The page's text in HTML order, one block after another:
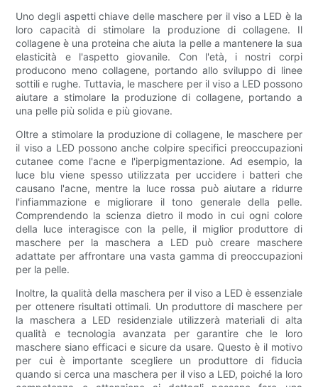
Uno degli aspetti chiave delle maschere per il viso a LED è la
loro capacità di stimolare la produzione di collagene. Il
collagene è una proteina che aiuta la pelle a mantenere la sua
elasticità e l'aspetto giovanile. Con l'età, i nostri corpi
producono meno collagene, portando allo sviluppo di linee
sottili e rughe. Tuttavia, le maschere per il viso a LED possono
aiutare a stimolare la produzione di collagene, portando a
una pelle più solida e più giovane.
Oltre a stimolare la produzione di collagene, le maschere per
il viso a LED possono anche colpire specifici preoccupazioni
cutanee come l'acne e l'iperpigmentazione. Ad esempio, la
luce blu viene spesso utilizzata per uccidere i batteri che
causano l'acne, mentre la luce rossa può aiutare a ridurre
l'infiammazione e migliorare il tono generale della pelle.
Comprendendo la scienza dietro il modo in cui ogni colore
della luce interagisce con la pelle, il miglior produttore di
maschere per la maschera a LED può creare maschere
adattate per affrontare una vasta gamma di preoccupazioni
per la pelle.
Inoltre, la qualità della maschera per il viso a LED è essenziale
per ottenere risultati ottimali. Un produttore di maschere per
la maschera a LED residenziale utilizzerà materiali di alta
qualità e tecnologia avanzata per garantire che le loro
maschere siano efficaci e sicure da usare. Questo è il motivo
per cui è importante scegliere un produttore di fiducia
quando si cerca una maschera per il viso a LED, poiché la loro